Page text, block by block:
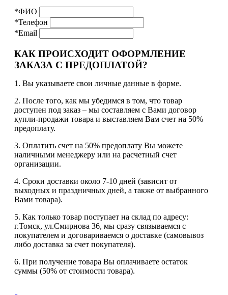
*ФИО
*Телефон
*Email
КАК ПРОИСХОДИТ ОФОРМЛЕНИЕ
ЗАКАЗА С ПРЕДОПЛАТОЙ?
1. Вы указываете свои личные данные в форме.
2. После того, как мы убедимся в том, что товар
доступен под заказ – мы составляем с Вами договор
купли-продажи товара и выставляем Вам счет на 50%
предоплату.
3. Оплатить счет на 50% предоплату Вы можете
наличными менеджеру или на расчетный счет
организации.
4. Сроки доставки около 7-10 дней (зависит от
выходных и праздничных дней, а также от выбранного
Вами товара).
5. Как только товар поступает на склад по адресу:
г.Томск, ул.Смирнова 36, мы сразу связываемся с
покупателем и договариваемся о доставке (самовывоз
либо доставка за счет покупателя).
6. При получение товара Вы оплачиваете остаток
суммы (50% от стоимости товара).